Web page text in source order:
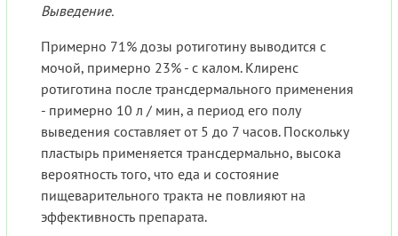
Выведение.
Примерно 71% дозы ротиготину выводится с
мочой, примерно 23% - с калом. Клиренс
ротиготина после трансдермального применения
- примерно 10 л / мин, а период его полу
выведения составляет от 5 до 7 часов. Поскольку
пластырь применяется трансдермально, высока
вероятность того, что еда и состояние
пищеварительного тракта не повлияют на
эффективность препарата.